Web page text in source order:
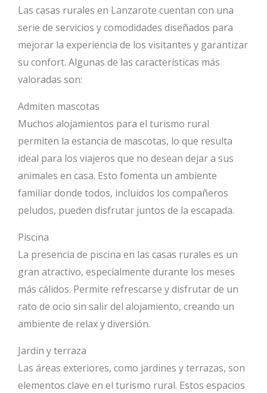
Las casas rurales en Lanzarote cuentan con una
serie de servicios y comodidades diseñados para
mejorar la experiencia de los visitantes y garantizar
su confort. Algunas de las características más
valoradas son:
Admiten mascotas
Muchos alojamientos para el turismo rural
permiten la estancia de mascotas, lo que resulta
ideal para los viajeros que no desean dejar a sus
animales en casa. Esto fomenta un ambiente
familiar donde todos, incluidos los compañeros
peludos, pueden disfrutar juntos de la escapada.
Piscina
La presencia de piscina en las casas rurales es un
gran atractivo, especialmente durante los meses
más cálidos. Permite refrescarse y disfrutar de un
rato de ocio sin salir del alojamiento, creando un
ambiente de relax y diversión.
Jardín y terraza
Las áreas exteriores, como jardines y terrazas, son
elementos clave en el turismo rural. Estos espacios